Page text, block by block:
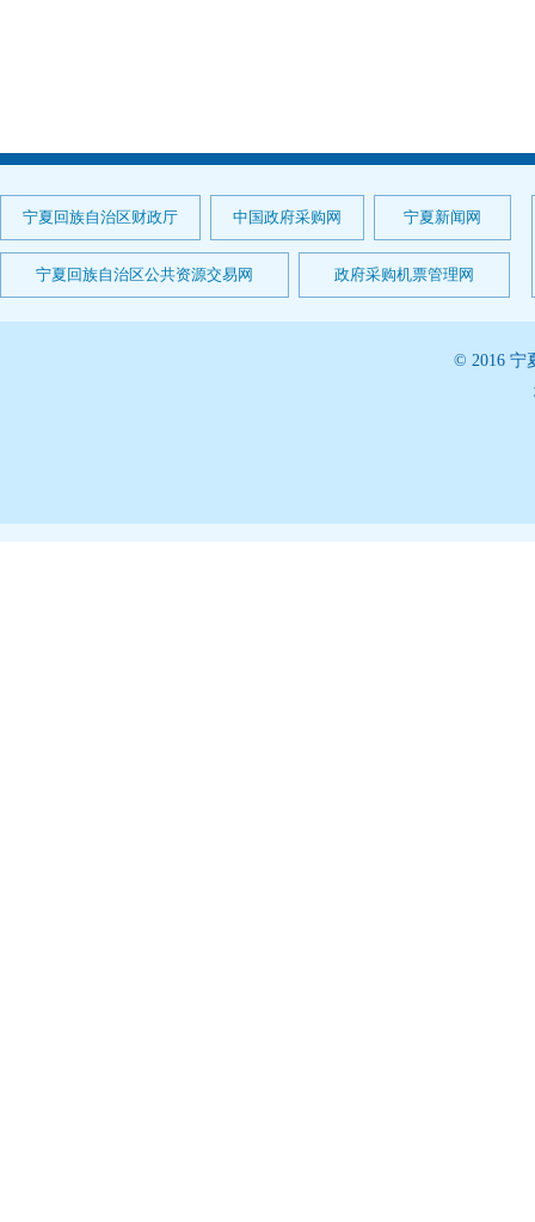
宁夏回族自治区财政厅 中国政府采购网 宁夏新闻网
宁夏回族自治区公共资源交易网 政府采购机票管理网
© 2016 宁